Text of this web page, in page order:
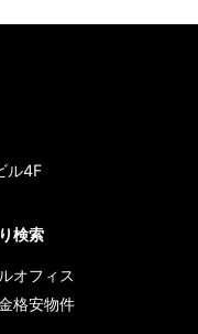
ル4F
検索
オフィス
格安物件